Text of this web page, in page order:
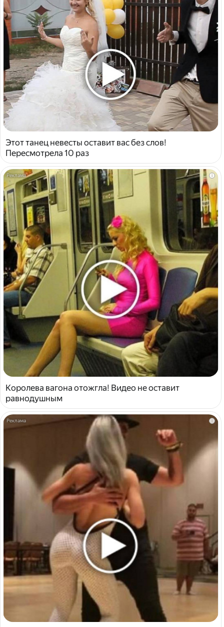
Этот танец невесты оставит вас без слов!
Пересмотрела 10 раз
i
Королева вагона отожгла! Видео не оставит
равнодушным
i